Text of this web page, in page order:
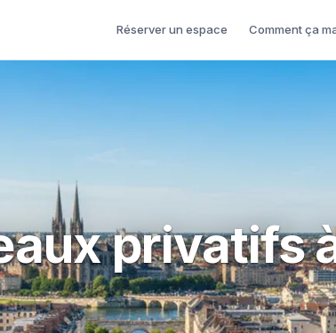
Réserver un espace Comment ça
privatifs